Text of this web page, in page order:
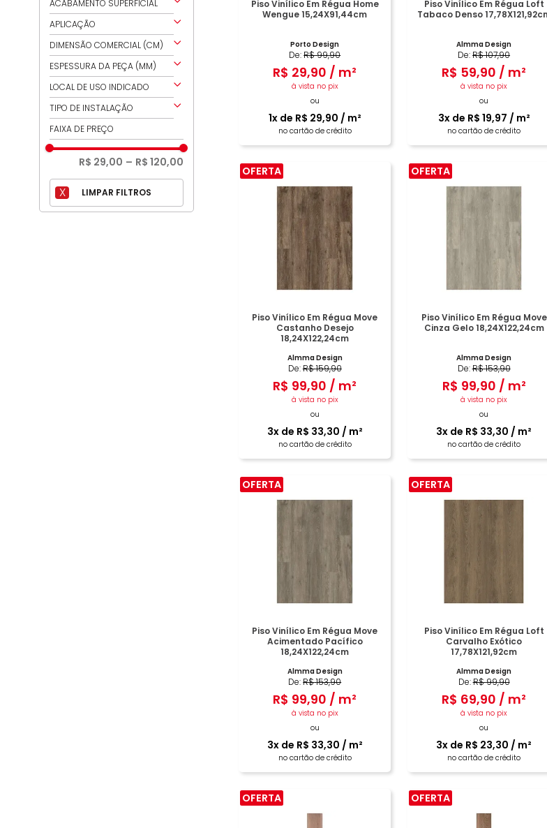
MARROM
ACIMENTADO PACÍFICO
BRANCO PÁTINA
CARVALHO EXÓTICO
ANTIDERRAPANTE
CASTANHO DESEJO
CHUMBO NOBRE
CINZA DRAMA
ANTIDERRAPANTE
CINZA GELO
COLONNA
GÉRBERA
ACABAMENTO SUPERFICIAL
ACETINADO
ANTIDERRAPANTE
FOSCO
NA
APLICAÇÃO
PAREDE E PISO
PISO
DIMENSÃO COMERCIAL (CM)
15,24X91,44
20X130
18,24X122,24
17,78X121,92
20X150
91,44X91,44
20X120
90X90
ESPESSURA DA PEÇA (MM)
3
2,5
2
LOCAL DE USO INDICADO
ÁREA INTERNA
TIPO DE INSTALAÇÃO
COLADO
FAIXA DE PREÇO
R$ 29,00 – R$ 120,00
Piso Vinílico Em Régua Home
Wengue 15,24X91,44cm
Porto Design
De:R$99,90
R$ 29,90 / m²
à vista no pix
ou
1x de R$ 29,90 / m²
no cartão de crédito
Piso Vinílico Em Régua Loft
Tabaco Denso
Almma Design
De:R$107,90
R$ 59,90 / m²
à vista no pix
ou
3x de R$ 19,97 / m²
no cartão de crédito
OFERTA
COMPRAR
Piso Vinílico Em Régua Move
Castanho Desejo
18,24X122,24cm
Almma Design
De:R$159,90
R$ 99,90 / m²
à vista no pix
ou
3x de R$ 33,30 / m²
no cartão de crédito
OFERTA
COMPRAR
Piso Vinílico Em Régua Move
Cinza Gelo 18,24X122,24cm
Almma Design
De:R$153,90
R$ 99,90 / m²
à vista no pix
ou
3x de R$ 33,30 / m²
no cartão de crédito
OFERTA
COMPRAR
Piso Vinílico Em Régua Move
Acimentado Pacífico
18,24X122,24cm
Almma Design
De:R$153,90
R$ 99,90 / m²
à vista no pix
ou
3x de R$ 33,30 / m²
no cartão de crédito
OFERTA
COMPRAR
Piso Vinílico Em Régua Loft
Carvalho Exótico
17,78X121,92cm
Almma Design
De:R$99,90
R$ 69,90 / m²
à vista no pix
ou
3x de R$ 23,30 / m²
no cartão de crédito
OFERTA OFERTA